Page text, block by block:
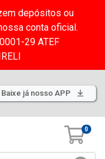
depósitos ou
conta oficial.
29 ATEF
Baixe já nosso APP
0